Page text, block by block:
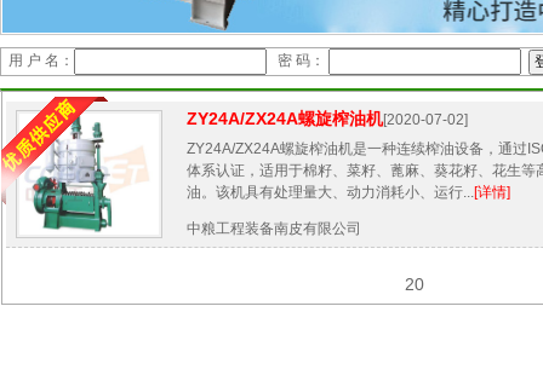
用 户 名： 密 码：
ZY24A/ZX24A螺旋榨油机[2020-07-02]
ZY24A/ZX24A螺旋榨油机是一种连续榨油设备，通过
体系认证，适用于棉籽、菜籽、蓖麻、葵花籽、花生等
油。该机具有处理量大、动力消耗小、运行...[详情]
中粮工程装备南皮有限公司
20